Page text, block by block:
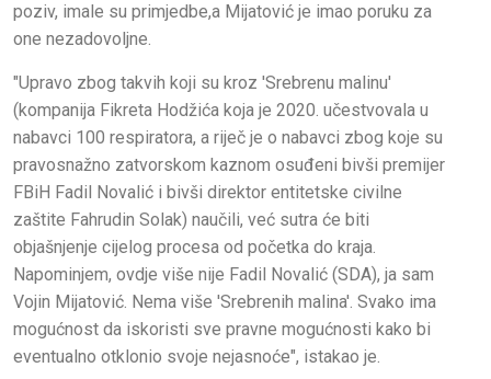
poziv, imale su primjedbe,a Mijatović je imao poruku za
one nezadovoljne.
"Upravo zbog takvih koji su kroz 'Srebrenu malinu'
(kompanija Fikreta Hodžića koja je 2020. učestvovala u
nabavci 100 respiratora, a riječ je o nabavci zbog koje su
pravosnažno zatvorskom kaznom osuđeni bivši premijer
FBiH Fadil Novalić i bivši direktor entitetske civilne
zaštite Fahrudin Solak) naučili, već sutra će biti
objašnjenje cijelog procesa od početka do kraja.
Napominjem, ovdje više nije Fadil Novalić (SDA), ja sam
Vojin Mijatović. Nema više 'Srebrenih malina'. Svako ima
mogućnost da iskoristi sve pravne mogućnosti kako bi
eventualno otklonio svoje nejasnoće", istakao je.